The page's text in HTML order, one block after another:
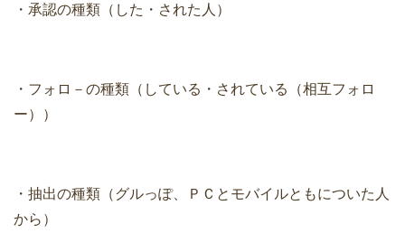
・承認の種類（した・された人）
・フォロ－の種類（している・されている（相互フォロ
ー））
・抽出の種類（グルっぽ、ＰＣとモバイルともについた人
から）